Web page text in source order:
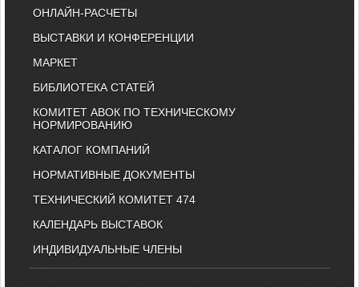
ОНЛАЙН-РАСЧЕТЫ
ВЫСТАВКИ И КОНФЕРЕНЦИИ
МАРКЕТ
БИБЛИОТЕКА СТАТЕЙ
КОМИТЕТ АВОК ПО ТЕХНИЧЕСКОМУ
НОРМИРОВАНИЮ
КАТАЛОГ КОМПАНИЙ
НОРМАТИВНЫЕ ДОКУМЕНТЫ
ТЕХНИЧЕСКИЙ КОМИТЕТ 474
КАЛЕНДАРЬ ВЫСТАВОК
ИНДИВИДУАЛЬНЫЕ ЧЛЕНЫ